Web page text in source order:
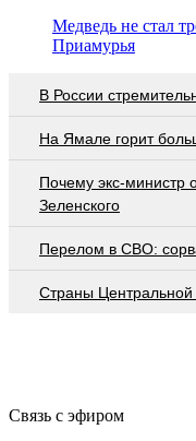
Медведь не стал
Приамурья
В России
На Ямале горит
Почему экс-министр
Зеленского
Перелом в СВО:
Страны
Связь с эфиром